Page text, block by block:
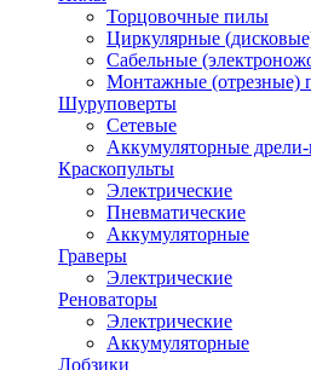
Торцовочные пилы
Циркулярные
Сабельные
Монтажные (отрезные)
Шуруповерты
Сетевые
Аккумуляторные
Краскопульты
Электрические
Пневматические
Аккумуляторные
Граверы
Электрические
Реноваторы
Электрические
Аккумуляторные
Лобзики